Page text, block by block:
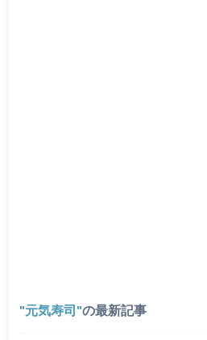
元気寿司 の最新記事